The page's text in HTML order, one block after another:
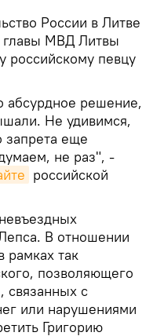
России в Литве
главы МВД Литвы
российскому певцу
решение,
Не удивимся,
запрета еще
не раз", -
российской
В отношении
рамках так
позволяющего
связанных с
или нарушениями
Григорию